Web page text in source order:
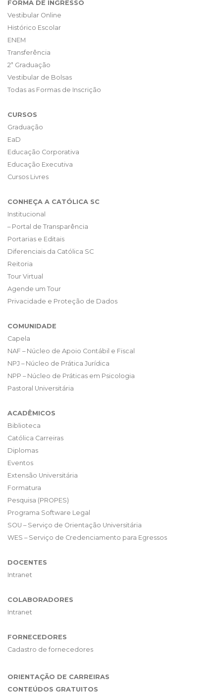
FORMA DE INGRESSO
Vestibular Online
Histórico Escolar
ENEM
Transferência
2ª Graduação
Vestibular de Bolsas
Todas as Formas de Inscrição
CURSOS
Graduação
EaD
Educação Corporativa
Educação Executiva
Cursos Livres
CONHEÇA A CATÓLICA SC
Institucional
– Portal de Transparência
Portarias e Editais
Diferenciais da Católica SC
Reitoria
Tour Virtual
Agende um Tour
Privacidade e Proteção de Dados
COMUNIDADE
Capela
NAF – Núcleo de Apoio Contábil e Fiscal
NPJ – Núcleo de Prática Jurídica
NPP – Núcleo de Práticas em Psicologia
Pastoral Universitária
ACADÊMICOS
Biblioteca
Católica Carreiras
Diplomas
Eventos
Extensão Universitária
Formatura
Pesquisa (PROPES)
Programa Software Legal
SOU – Serviço de Orientação Universitária
WES – Serviço de Credenciamento para Egressos
DOCENTES
Intranet
COLABORADORES
Intranet
FORNECEDORES
Cadastro de fornecedores
ORIENTAÇÃO DE CARREIRAS
CONTEÚDOS GRATUITOS